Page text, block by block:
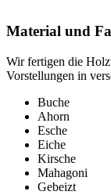
Material und
Wir fertigen die
Vorstellungen in
Buche
Ahorn
Esche
Eiche
Kirsche
Mahagoni
Gebeizt